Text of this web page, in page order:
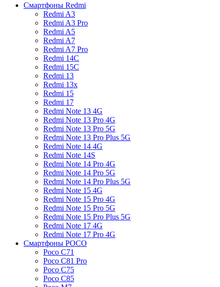
Смартфоны Redmi
Redmi A3
Redmi A3 Pro
Redmi A5
Redmi A7
Redmi A7 Pro
Redmi 14C
Redmi 15C
Redmi 13
Redmi 13x
Redmi 15
Redmi 17
Redmi Note 13 4G
Redmi Note 13 Pro 4G
Redmi Note 13 Pro 5G
Redmi Note 13 Pro Plus 5G
Redmi Note 14 4G
Redmi Note 14S
Redmi Note 14 Pro 4G
Redmi Note 14 Pro 5G
Redmi Note 14 Pro Plus 5G
Redmi Note 15 4G
Redmi Note 15 Pro 4G
Redmi Note 15 Pro 5G
Redmi Note 15 Pro Plus 5G
Redmi Note 17 4G
Redmi Note 17 Pro 4G
Смартфоны POCO
Poco C71
Poco C81 Pro
Poco C75
Poco C85